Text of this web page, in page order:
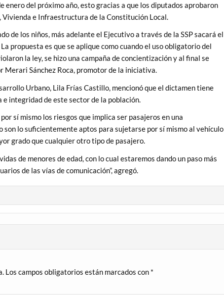
enero del próximo año, esto gracias a que los diputados aprobaron
e Infraestructura de la Constitución Local.
de los niños, más adelante el Ejecutivo a través de la SSP sacará el
propuesta es que se aplique como cuando el uso obligatorio del
la ley, se hizo una campaña de concientización y al final se
Merari Sánchez Roca, promotor de la iniciativa.
Urbano, Lila Frías Castillo, mencionó que el dictamen tiene
integridad de este sector de la población.
sí mismo los riesgos que implica ser pasajeros en una
son lo suficientemente aptos para sujetarse por sí mismo al vehículo
grado que cualquier otro tipo de pasajero.
de menores de edad, con lo cual estaremos dando un paso más
de las vías de comunicación”, agregó.
Los campos obligatorios están marcados con *